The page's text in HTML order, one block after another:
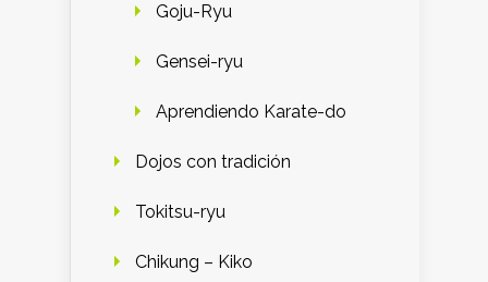
Goju-Ryu
Gensei-ryu
Aprendiendo Karate-do
Dojos con tradición
Tokitsu-ryu
Chikung – Kiko